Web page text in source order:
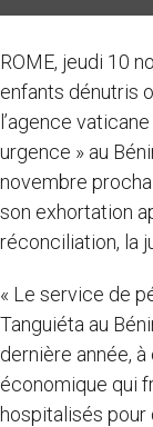
ROME, jeudi 10
enfants dénutris
l’agence
urgence » au
novembre
son exhortation
réconciliation, la
« Le service de
Tanguiéta au
dernière année,
économique qui
hospitalisés pour